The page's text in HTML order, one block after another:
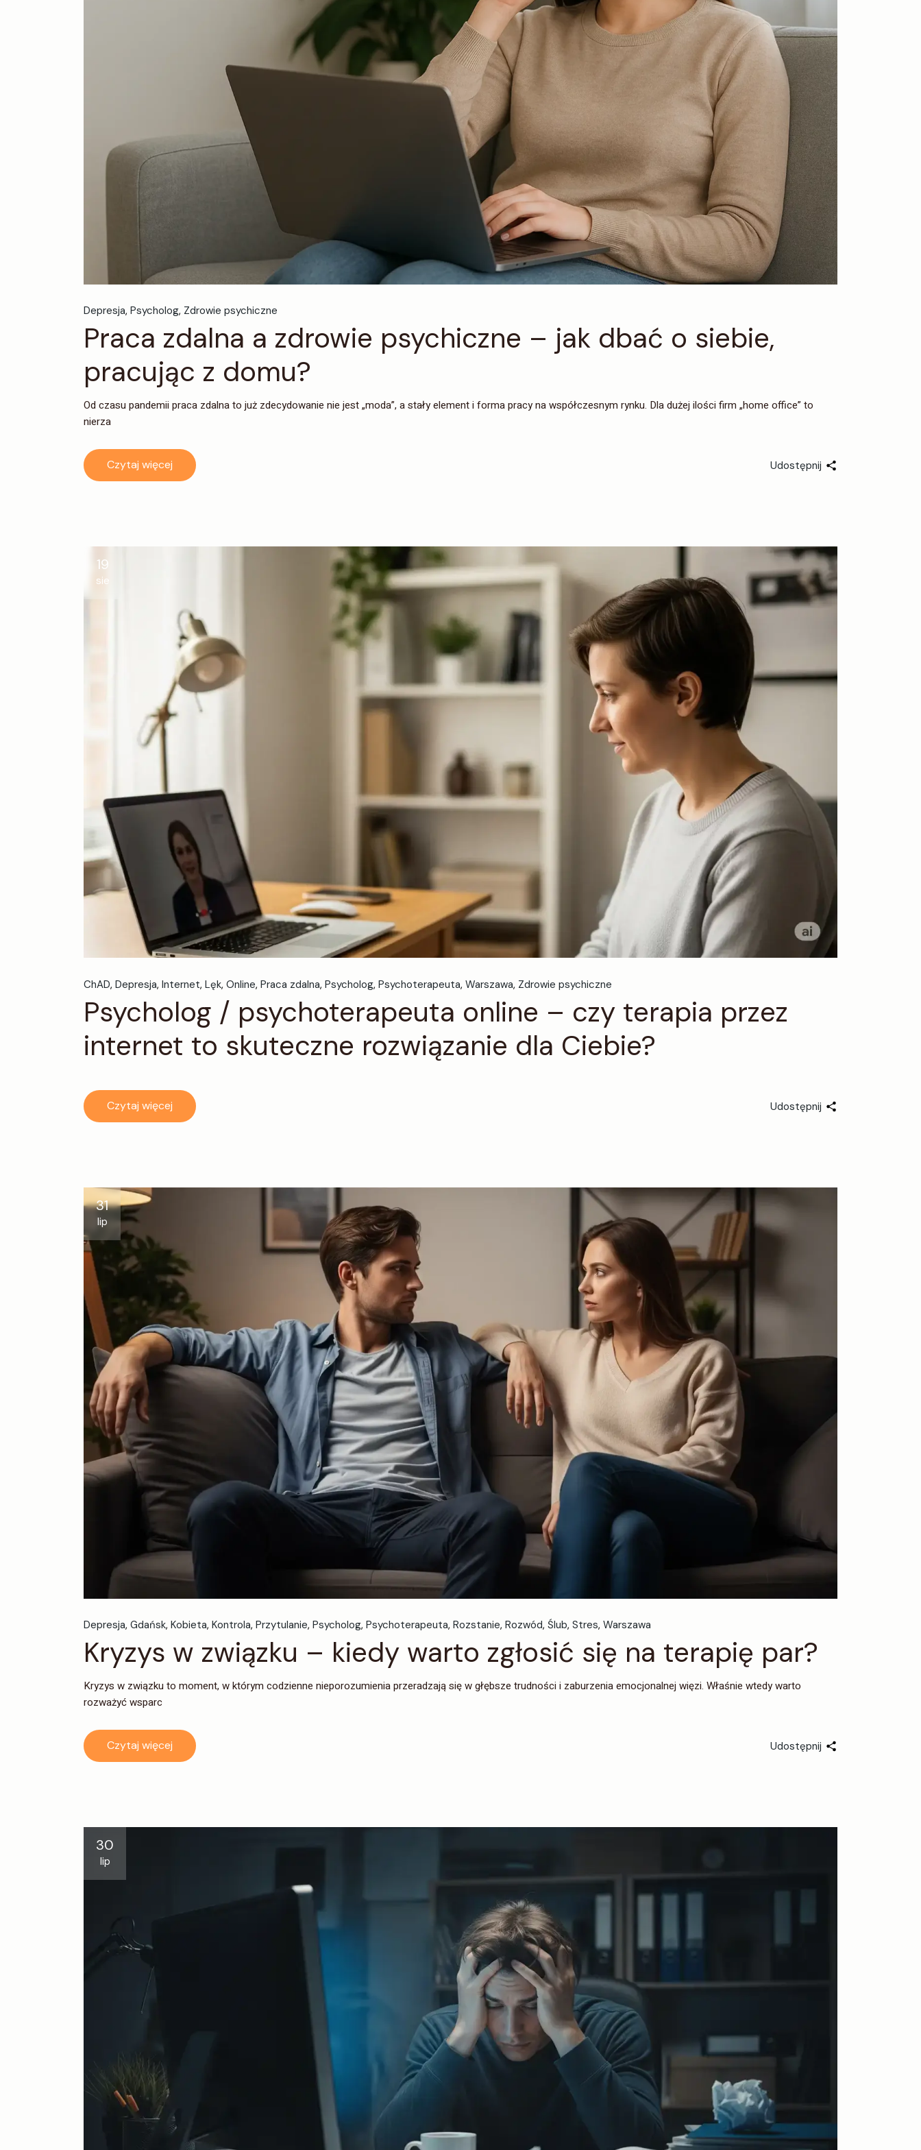
Depresja Psycholog Zdrowie psychiczne
Praca zdalna a zdrowie psychiczne – jak dbać o siebie,
pracując z domu?
Od czasu pandemii praca zdalna to już zdecydowanie nie jest „moda”, a stały element i forma pracy na współczesnym rynku. Dla dużej ilości firm „home office” to
nierza
Czytaj więcej Udostępnij
19
sie
ChAD Depresja Internet Lęk Online Praca zdalna Psycholog Psychoterapeuta Warszawa Zdrowie psychiczne
Psycholog / psychoterapeuta online – czy terapia przez
internet to skuteczne rozwiązanie dla Ciebie?
Czytaj więcej Udostępnij
31
lip
Depresja Gdańsk Kobieta Kontrola Przytulanie Psycholog Psychoterapeuta Rozstanie Rozwód Ślub Stres Warszawa
Kryzys w związku – kiedy warto zgłosić się na terapię par?
Kryzys w związku to moment, w którym codzienne nieporozumienia przeradzają się w głębsze trudności i zaburzenia emocjonalnej więzi. Właśnie wtedy warto
rozważyć wsparc
Czytaj więcej Udostępnij
30
lip